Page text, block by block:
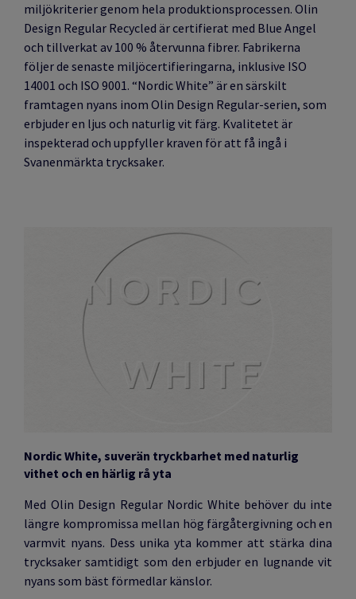
miljökriterier genom hela produktionsprocessen. Olin
Design Regular Recycled är certifierat med Blue Angel
och tillverkat av 100 % återvunna fibrer. Fabrikerna
följer de senaste miljöcertifieringarna, inklusive ISO
14001 och ISO 9001. “Nordic White” är en särskilt
framtagen nyans inom Olin Design Regular-serien, som
erbjuder en ljus och naturlig vit färg. Kvalitetet är
inspekterad och uppfyller kraven för att få ingå i
Svanenmärkta trycksaker.
Nordic White, suverän tryckbarhet med naturlig
vithet och en härlig rå yta
Med Olin Design Regular Nordic White behöver du inte
längre kompromissa mellan hög färgåtergivning och en
varmvit nyans. Dess unika yta kommer att stärka dina
trycksaker samtidigt som den erbjuder en lugnande vit
nyans som bäst förmedlar känslor.